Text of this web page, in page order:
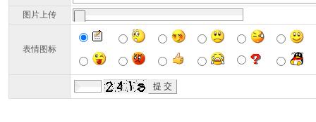
图片上传
表情图标